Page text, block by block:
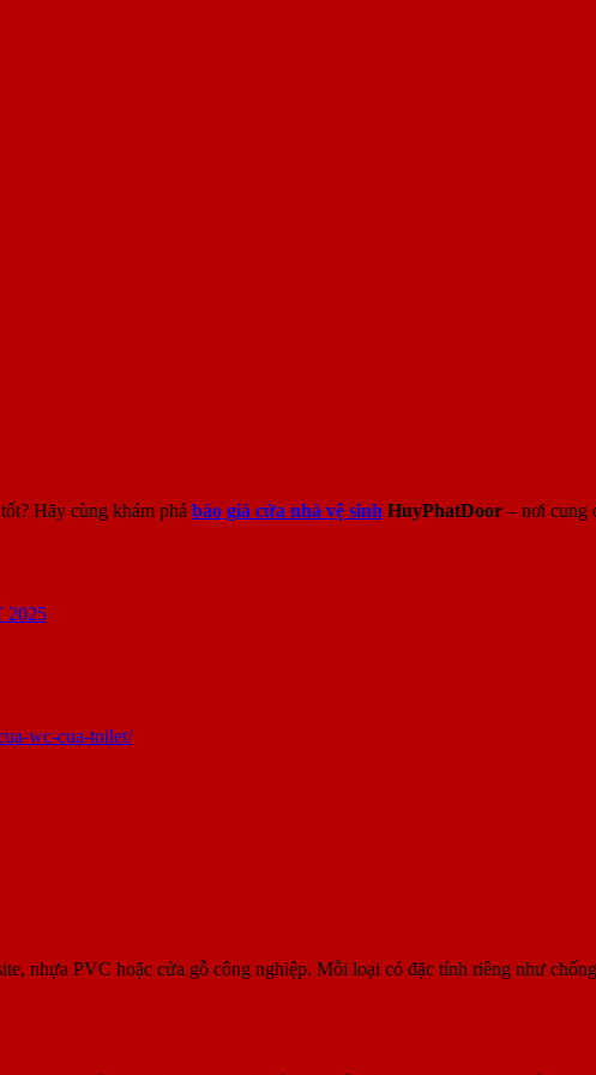
MỚI NHẤT 2025
Hãy cùng khám phá báo giá cửa nhà vệ sinh HuyPhatDoor – nơi cung
wc-cua-toilet/
NHÀ VỆ SINH HUYPHATDOOR
nhựa PVC hoặc cửa gỗ công nghiệp. Mỗi loại có đặc tính riêng như